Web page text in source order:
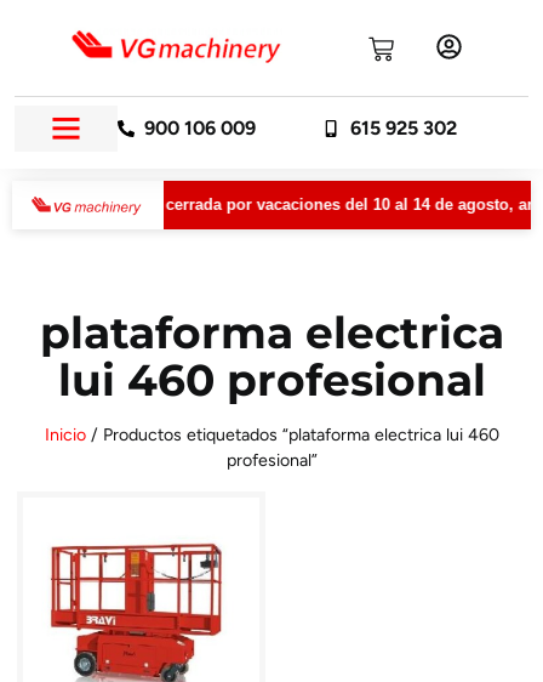
900 106 009 615 925 302
permanecerá cerrada por vacaciones del 10 al 14 de agosto,
plataforma electrica
lui 460 profesional
Inicio/ Productos etiquetados “plataforma electrica lui 460
profesional”